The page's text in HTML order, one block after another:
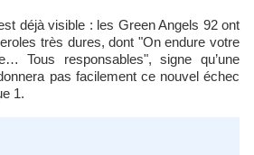
déjà visible : les Green Angels 92 ont
très dures, dont "On endure votre
Tous responsables", signe qu’une
pas facilement ce nouvel échec
1.